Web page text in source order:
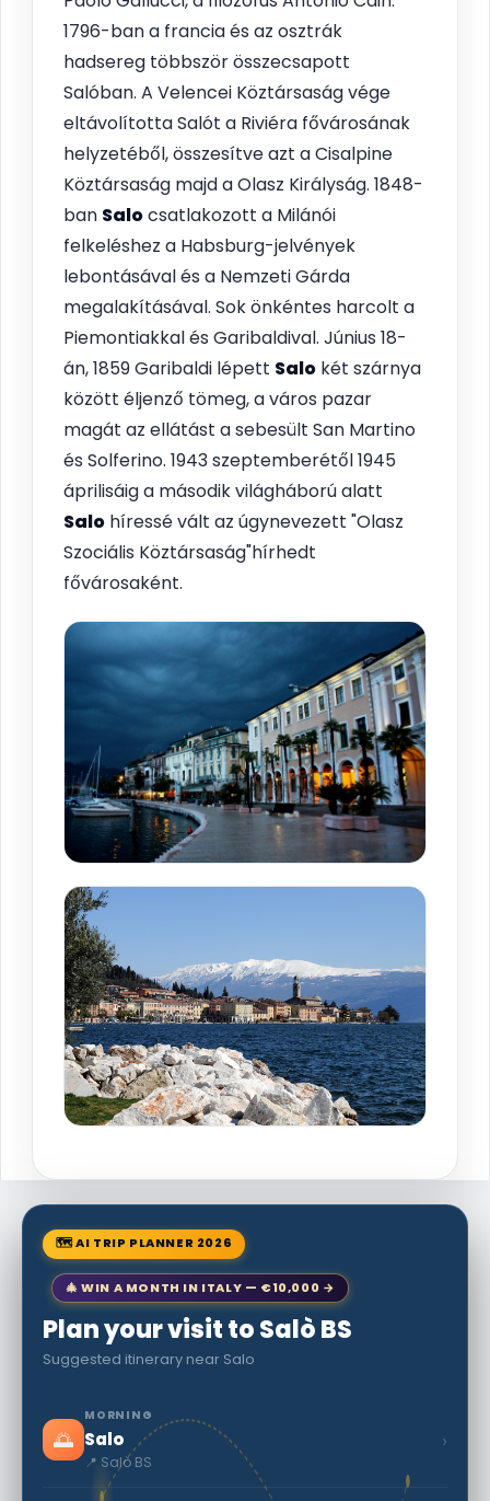
1796-ban a francia és az osztrák
hadsereg többször összecsapott
Salóban. A Velencei Köztársaság vége
eltávolította Salót a Riviéra fővárosának
helyzetéből, összesítve azt a Cisalpine
Köztársaság majd a Olasz Királyság. 1848-
ban Salocsatlakozott a Milánói
felkeléshez a Habsburg-jelvények
lebontásával és a Nemzeti Gárda
megalakításával. Sok önkéntes harcolt a
Piemontiakkal és Garibaldival. Június 18-
án, 1859 Garibaldi lépett Salo két szárnya
között éljenző tömeg, a város pazar
magát az ellátást a sebesült San Martino
és Solferino. 1943 szeptemberétől 1945
áprilisáig a második világháború alatt
Salo híressé vált az úgynevezett "Olasz
Szociális Köztársaság"hírhedt
fővárosaként.
🗺 AI TRIP PLANNER 2026
🎄 WIN A MONTH IN ITALY — €10,000 →
Plan your visit to Salò BS
Suggested itinerary near Salo
🌅
MORNING
Salo
📍 Salò BS
›